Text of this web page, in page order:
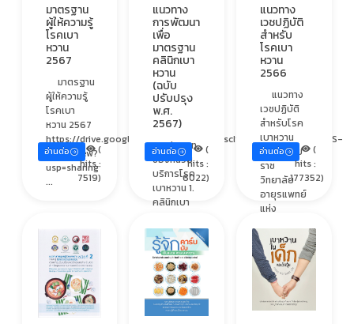
มาตรฐาน
ผู้ให้ความรู้
โรคเบา
หวาน
2567
มาตรฐาน
ผู้ให้ความรู้
โรคเบา
หวาน 2567
https://drive.google.com/file/d/1ag0wl9scISVg3P6N97gtD6VxEPS-
6NSa/view?
usp=sharing
...
อ่านต่อ
(
hits :
7519)
แนวทาง
การพัฒนา
เพื่อ
มาตรฐาน
คลินิกเบา
หวาน
(ฉบับ
ปรับปรุง
พ.ศ.
2567)
ประเภท
ของหน่วย
บริการโรค
เบาหวาน 1.
คลินิกเบา
(Diabetes
Clinic)
หมายถึง
หน่วย
บริการ
ทางการ
แพทย์ที่
อ่านต่อ
(
hits :
6022)
แนวทาง
เวชปฏิบัติ
สำหรับ
โรคเบา
หวาน
2566
แนวทาง
เวชปฏิบัติ
สำหรับโรค
เบาหวาน
2566 โดย
ราช
วิทยาลัย
อายุรแพทย์
แห่ง
ในพระบรม
ราชูปถัมภ์
สมาคมโรค
เบาหวาน
แห่ง�...
อ่านต่อ
(
hits :
177352)